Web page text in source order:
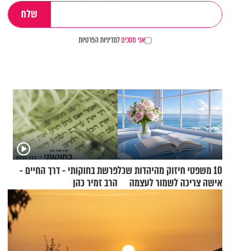
אני מסכיםלמדיניות הפרטיות
10 משפטי חיזוק מהיהדות שכל
אישה צריכה לשמור לעצמה
פרשת בחוקותי - דרך החיים -
הרב זמיר כהן